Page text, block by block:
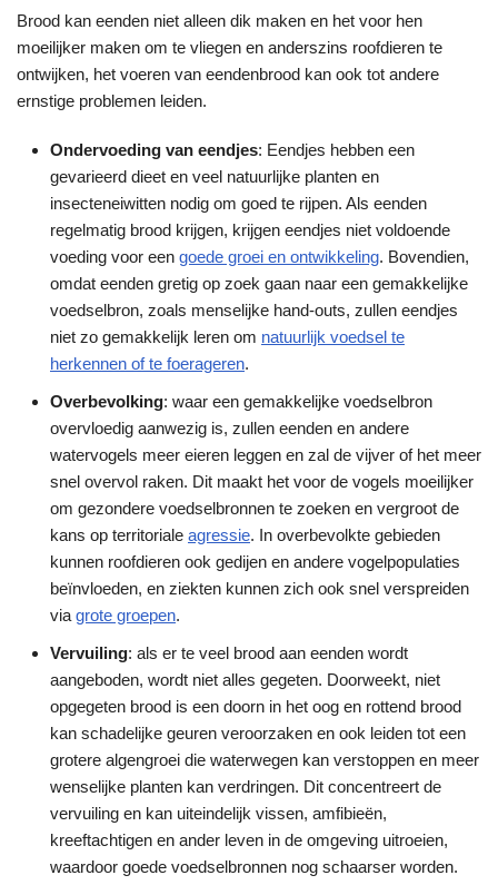
Brood kan eenden niet alleen dik maken en het voor hen
moeilijker maken om te vliegen en anderszins roofdieren te
ontwijken, het voeren van eendenbrood kan ook tot andere
ernstige problemen leiden.
Ondervoeding van eendjes: Eendjes hebben een
gevarieerd dieet en veel natuurlijke planten en
insecteneiwitten nodig om goed te rijpen. Als eenden
regelmatig brood krijgen, krijgen eendjes niet voldoende
voeding voor een goede groei en ontwikkeling. Bovendien,
omdat eenden gretig op zoek gaan naar een gemakkelijke
voedselbron, zoals menselijke hand-outs, zullen eendjes
niet zo gemakkelijk leren om natuurlijk voedsel te
herkennen of te foerageren.
Overbevolking: waar een gemakkelijke voedselbron
overvloedig aanwezig is, zullen eenden en andere
watervogels meer eieren leggen en zal de vijver of het meer
snel overvol raken. Dit maakt het voor de vogels moeilijker
om gezondere voedselbronnen te zoeken en vergroot de
kans op territoriale agressie. In overbevolkte gebieden
kunnen roofdieren ook gedijen en andere vogelpopulaties
beïnvloeden, en ziekten kunnen zich ook snel verspreiden
via grote groepen.
Vervuiling: als er te veel brood aan eenden wordt
aangeboden, wordt niet alles gegeten. Doorweekt, niet
opgegeten brood is een doorn in het oog en rottend brood
kan schadelijke geuren veroorzaken en ook leiden tot een
grotere algengroei die waterwegen kan verstoppen en meer
wenselijke planten kan verdringen. Dit concentreert de
vervuiling en kan uiteindelijk vissen, amfibieën,
kreeftachtigen en ander leven in de omgeving uitroeien,
waardoor goede voedselbronnen nog schaarser worden.